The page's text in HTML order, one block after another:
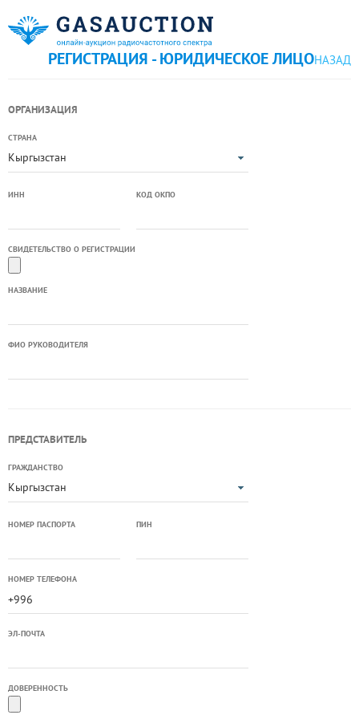
РЕГИСТРАЦИЯ - ЮРИДИЧЕСКОЕ ЛИЦОНАЗАД
ОРГАНИЗАЦИЯ
СТРАНА
Кыргызстан
ИНН КОД ОКПО
СВИДЕТЕЛЬСТВО О РЕГИСТРАЦИИ
НАЗВАНИЕ
ФИО РУКОВОДИТЕЛЯ
ПРЕДСТАВИТЕЛЬ
ГРАЖДАНСТВО
Кыргызстан
НОМЕР ПАСПОРТА ПИН
НОМЕР ТЕЛЕФОНА
ЭЛ-ПОЧТА
ДОВЕРЕННОСТЬ